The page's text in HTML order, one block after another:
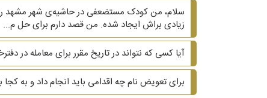
سلام، من کودک مستضعفی در حاشیه‌ی شهر مشهد
زیادی براش ایجاد شده. من قصد دارم برای حل م...
آیا کسی که نتواند در تاریخ مقرر برای معامله در
برای تعویض نام چه اقدامی باید انجام داد و به کجا